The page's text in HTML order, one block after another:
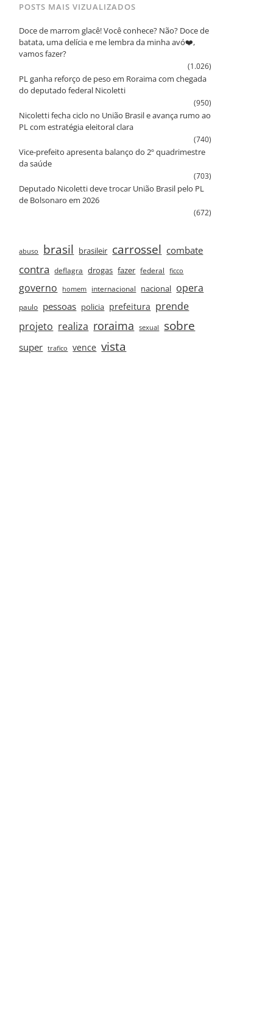
POSTS MAIS VIZUALIZADOS
Doce de marrom glacê! Você conhece? Não? Doce de
batata, uma delícia e me lembra da minha avó❤️,
vamos fazer?
(1.026)
PL ganha reforço de peso em Roraima com chegada
do deputado federal Nicoletti
(950)
Nicoletti fecha ciclo no União Brasil e avança rumo ao
PL com estratégia eleitoral clara
(740)
Vice‑prefeito apresenta balanço do 2º quadrimestre
da saúde
(703)
Deputado Nicoletti deve trocar União Brasil pelo PL
de Bolsonaro em 2026
(672)
abuso brasil brasileir carrossel combate
contra deflagra drogas fazer federal ficco
governo homem internacional nacional opera
paulo pessoas policia prefeitura prende
projeto realiza roraima sexual sobre
super trafico vence vista